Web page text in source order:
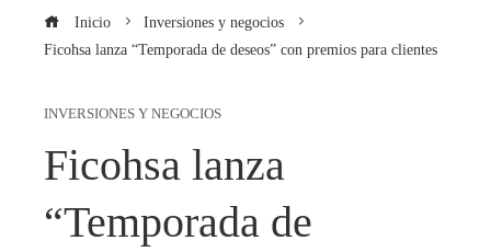
Inicio
Inversiones y negocios
Ficohsa lanza “Temporada de deseos” con premios para clientes
INVERSIONES Y NEGOCIOS
Ficohsa lanza
“Temporada de